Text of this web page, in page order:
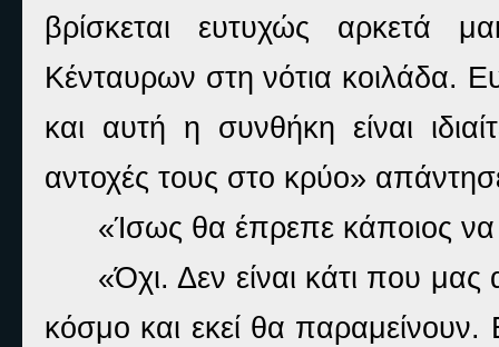
βρίσκεται ευτυχώς αρκετά
Κένταυρων στη νότια κοιλάδα.
και αυτή η συνθήκη είναι
αντοχές τους στο κρύο»
«Ίσως θα έπρεπε κάποιος να
«Όχι. Δεν είναι κάτι που
κόσμο και εκεί θα